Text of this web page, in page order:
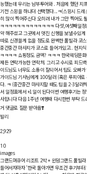
능했는데 우리는 남부투어와 . 처음에 했던
기전 스윙을 하나더 선택했다...ㅋ(스윙시 드
히 많이 찍어주신다 오히려 내가 그만 찍어도
ㅋㅋㅋㅋㅋㅋㅋㅋㅋㅋㅋㅋㅋ 다섯,여섯째일
약 해주셨고 그곳에서 멋진 신행을 보낼수있
따로 신경쓸게 없을 정도로 완벽한 풀빌라 코
중간중간 마사지가 코스로 들어가있고.. 현지
ㅋㅋㅋㅋ 쇼핑정도 금액? ㅋㅋㅋ 한국웨딩문
제든 연락가능한 연락처. 그리고 수시로 피드
이드님도 너무도 소통이 잘되어서 팁도 오빠
가이드님 기사님에게 100달러 (혹은 루피아
다. ㅋ (중간중간 마사지할 때도 팁을 2-3달러
서 일정표에서 +1일이 된다 ​이번 여행후기는
사합니다 다음 1주년 여행때 다시한번 부
거 댓글로 질문 받아욥❣️
발리
2,929
10
images
그랜드머큐어 리조트 2박 + 윈덤그랜드 풀빌
들어서자마자 '한국 돌아가면 무조건 후기부